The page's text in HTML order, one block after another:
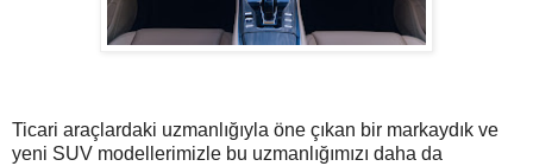
Ticari araçlardaki uzmanlığıyla öne çıkan bir markaydık ve
yeni SUV modellerimizle bu uzmanlığımızı daha da